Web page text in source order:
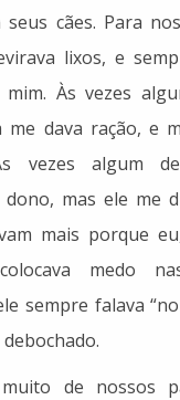
seus cães. Para
lixos, e
Às vezes
me dava ração, e
vezes algum
dono, mas ele me
mais porque
medo
sempre falava
de nossos